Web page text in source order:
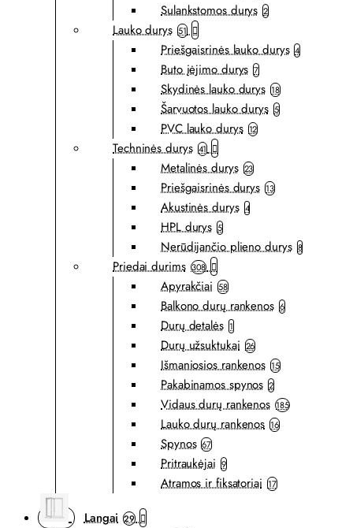
Sulankstomos durys 2
Lauko durys 51
Priešgaisrinės lauko durys 4
Buto įėjimo durys 7
Skydinės lauko durys 18
Šarvuotos lauko durys 5
PVC lauko durys 12
Techninės durys 41
Metalinės durys 23
Priešgaisrinės durys 13
Akustinės durys 4
HPL durys 5
Nerūdijančio plieno durys 8
Priedai durims 308
Apyrakčiai 58
Balkono durų rankenos 6
Durų detalės 1
Durų užsuktukai 26
Išmaniosios rankenos 15
Pakabinamos spynos 2
Vidaus durų rankenos 185
Lauko durų rankenos 16
Spynos 67
Pritraukėjai 9
Atramos ir fiksatoriai 17
Langai 29